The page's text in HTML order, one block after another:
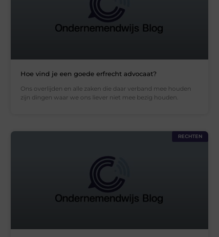
Hoe vind je een goede erfrecht advocaat?
Ons overlijden en alle zaken die daar verband mee houden
zijn dingen waar we ons liever niet mee bezig houden.
RECHTEN